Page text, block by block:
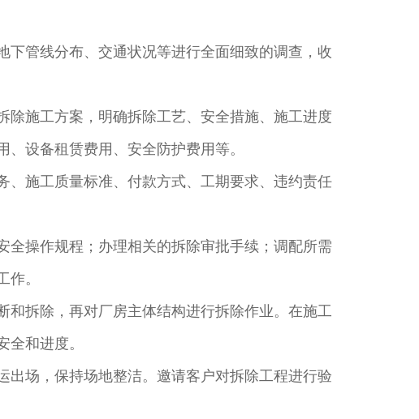
管线分布、交通状况等进行全面细致的调查，收
施工方案，明确拆除工艺、安全措施、施工进度
设备租赁费用、安全防护费用等。​
、施工质量标准、付款方式、工期要求、违约责任
操作规程；办理相关的拆除审批手续；调配所需
作。​
拆除，再对厂房主体结构进行拆除作业。在施工
和进度。​
场，保持场地整洁。邀请客户对拆除工程进行验